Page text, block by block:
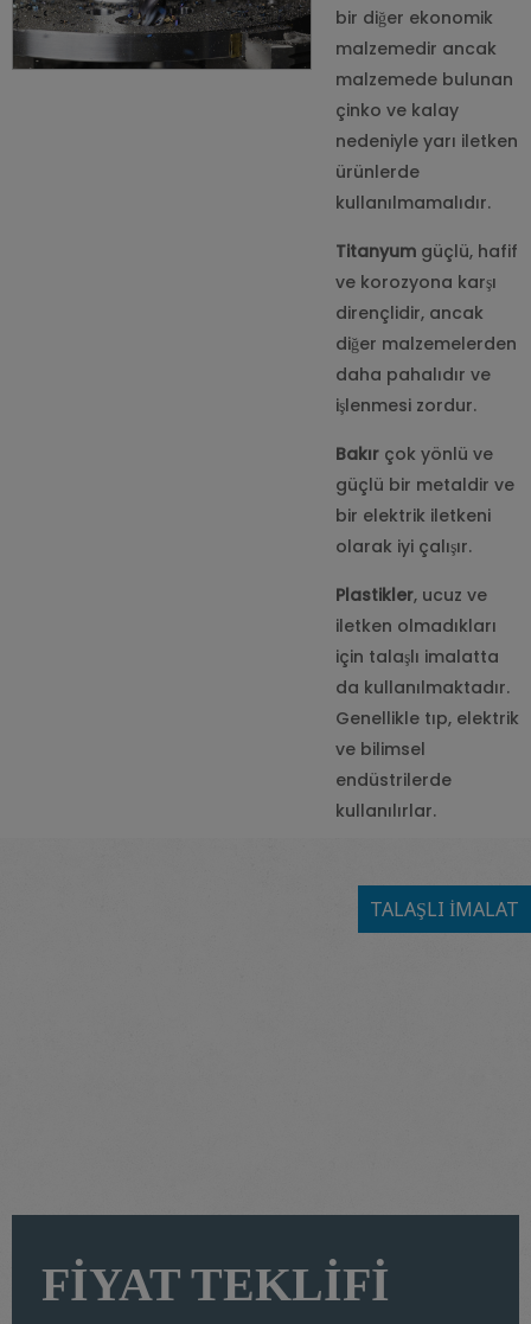
bir diğer ekonomik
malzemedir ancak
malzemede bulunan
çinko ve kalay
nedeniyle yarı iletken
ürünlerde
kullanılmamalıdır.
Titanyum güçlü, hafif
ve korozyona karşı
dirençlidir, ancak
diğer malzemelerden
daha pahalıdır ve
işlenmesi zordur.
Bakırçok yönlü ve
güçlü bir metaldir ve
bir elektrik iletkeni
olarak iyi çalışır.
Plastikler, ucuz ve
iletken olmadıkları
için talaşlı imalatta
da kullanılmaktadır.
Genellikle tıp, elektrik
ve bilimsel
endüstrilerde
kullanılırlar.
TALAŞLI İMALAT
FİYAT TEKLİFİ